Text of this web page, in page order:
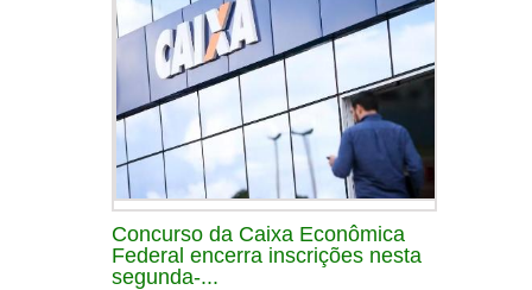
Concurso da Caixa Econômica
Federal encerra inscrições nesta
segunda-...